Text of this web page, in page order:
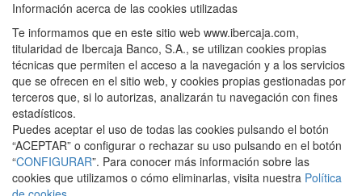
Información acerca de las cookies utilizadas
Te informamos que en este sitio web www.ibercaja.com,
titularidad de Ibercaja Banco, S.A., se utilizan cookies propias
técnicas que permiten el acceso a la navegación y a los servicios
que se ofrecen en el sitio web, y cookies propias gestionadas por
terceros que, si lo autorizas, analizarán tu navegación con fines
estadísticos.
Puedes aceptar el uso de todas las cookies pulsando el botón
“ACEPTAR” o configurar o rechazar su uso pulsando en el botón
“CONFIGURAR”. Para conocer más información sobre las
cookies que utilizamos o cómo eliminarlas, visita nuestra Política